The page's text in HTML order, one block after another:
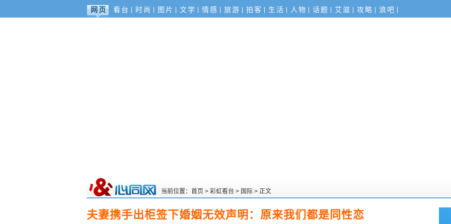
网页 看台 时尚 图片 文学 情感 旅游 拍客 生活 人物 话题 艾滋 攻略 浪吧
当前位置： 首页 > 彩虹看台 > 国际 > 正文
夫妻携手出柜签下婚姻无效声明：原来我们都是同性恋